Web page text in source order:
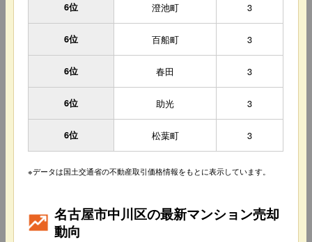
6位 澄池町 3
6位 百船町 3
6位 春田 3
6位 助光 3
6位 松葉町 3
※データは国土交通省の不動産取引価格情報をもとに表示しています。
名古屋市中川区の最新マンション売却
動向